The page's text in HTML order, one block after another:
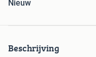
Nieuw
Beschrijving